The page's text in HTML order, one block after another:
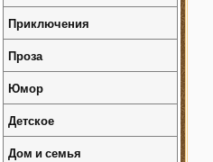
Приключения
Проза
Юмор
Детское
Дом и семья